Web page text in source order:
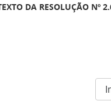
DA RESOLUÇÃO Nº